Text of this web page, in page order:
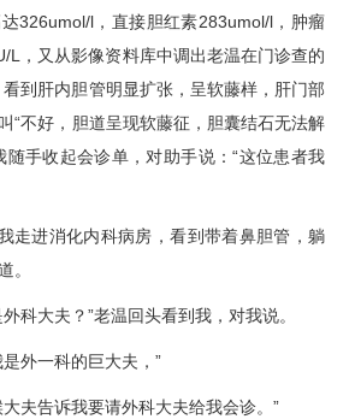
326umol/l，直接胆红素283umol/l，肿瘤
L，又从影像资料库中调出老温在门诊查的
到肝内胆管明显扩张，呈软藤样，肝门部
“不好，胆道呈现软藤征，胆囊结石无法解
随手收起会诊单，对助手说：“这位患者我
进消化内科病房，看到带着鼻胆管，躺
。
大夫？”老温回头看到我，对我说。
外一科的巨大夫，”
告诉我要请外科大夫给我会诊。”